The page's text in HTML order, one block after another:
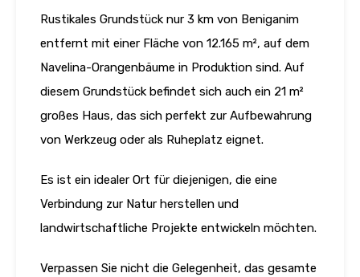
Rustikales Grundstück nur 3 km von Beniganim
entfernt mit einer Fläche von 12.165 m², auf dem
Navelina-Orangenbäume in Produktion sind. Auf
diesem Grundstück befindet sich auch ein 21 m²
großes Haus, das sich perfekt zur Aufbewahrung
von Werkzeug oder als Ruheplatz eignet.
Es ist ein idealer Ort für diejenigen, die eine
Verbindung zur Natur herstellen und
landwirtschaftliche Projekte entwickeln möchten.
Verpassen Sie nicht die Gelegenheit, das gesamte